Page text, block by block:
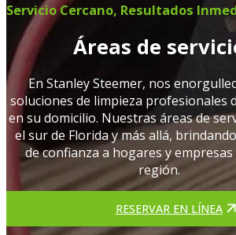
Servicio Cercano, Resultados
Áreas de
En Stanley Steemer, nos
soluciones de limpieza profesionales
en su domicilio. Nuestras áreas de
el sur de Florida y más allá,
de confianza a hogares y empresas
región.
RESERVAR EN LÍNEA